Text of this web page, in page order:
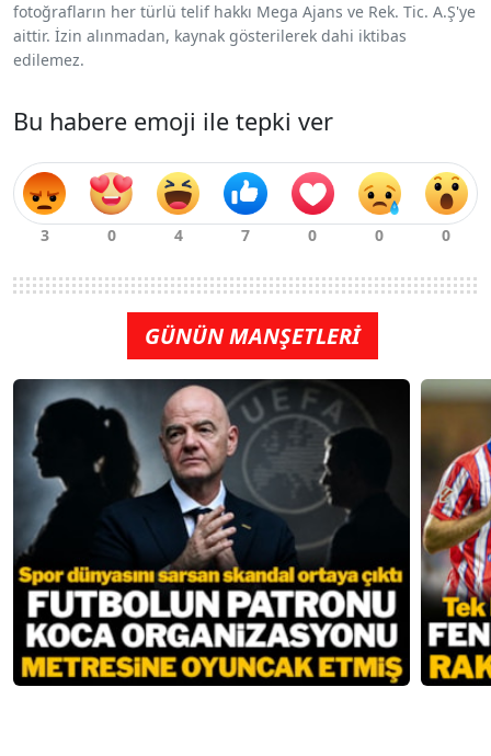
fotoğrafların her türlü telif hakkı Mega Ajans ve Rek. Tic. A.Ş'ye
aittir. İzin alınmadan, kaynak gösterilerek dahi iktibas
edilemez.
Bu habere emoji ile tepki ver
GÜNÜN MANŞETLERİ